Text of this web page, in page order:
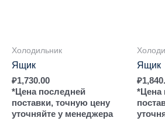
Холодильник
Ящик
₽1,730.00
*Цена последней
поставки, точную цену
уточняйте у менеджера
Ящик
₽
*Цена